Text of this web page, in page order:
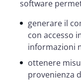
software
generare il
con accesso
informazioni
ottenere
provenienza